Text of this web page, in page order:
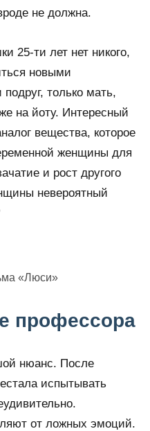
не должна.
25-ти лет нет никого,
новыми
только мать,
на йоту. Интересный
вещества, которое
женщины для
и рост другого
невероятный
«Люси»
профессора
нюанс. После
испытывать
от ложных эмоций.